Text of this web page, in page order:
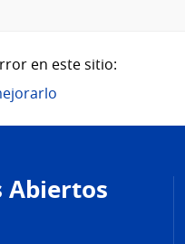
en este sitio:
Abiertos